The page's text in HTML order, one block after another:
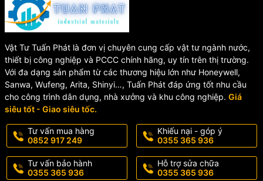
✔️ Làm việc ổn định trong điều kiện nhiệt độ thông thường.
✔️ Khả năng chịu va đập tốt, độ bền cơ học cao.
✔️ Độ mềm Vicat trên 75°C.
💧 Đặc tính cơ bản
🔹 Đầu lắp ống theo tiêu chuẩn.
🔹 Khả năng chống xì, chống rò rỉ cao.
Vật Tư Tuấn Phát là đơn vị chuyên cung cấp vật tư ngành nước,
thiết bị công nghiệp và PCCC chính hãng, uy tín trên thị trường.
Với đa dạng sản phẩm từ các thương hiệu lớn như Honeywell,
Sanwa, Wufeng, Arita, Shinyi…, Tuấn Phát đáp ứng tốt nhu cầu
cho công trình dân dụng, nhà xưởng và khu công nghiệp. Giá
siêu tốt - Giao siêu tốc.
Tư vấn mua hàng
0852 917 249
Khiếu nại - góp ý
0355 365 936
Tư vấn bảo hành
0355 365 936
Hỗ trợ sửa chữa
0355 365 936